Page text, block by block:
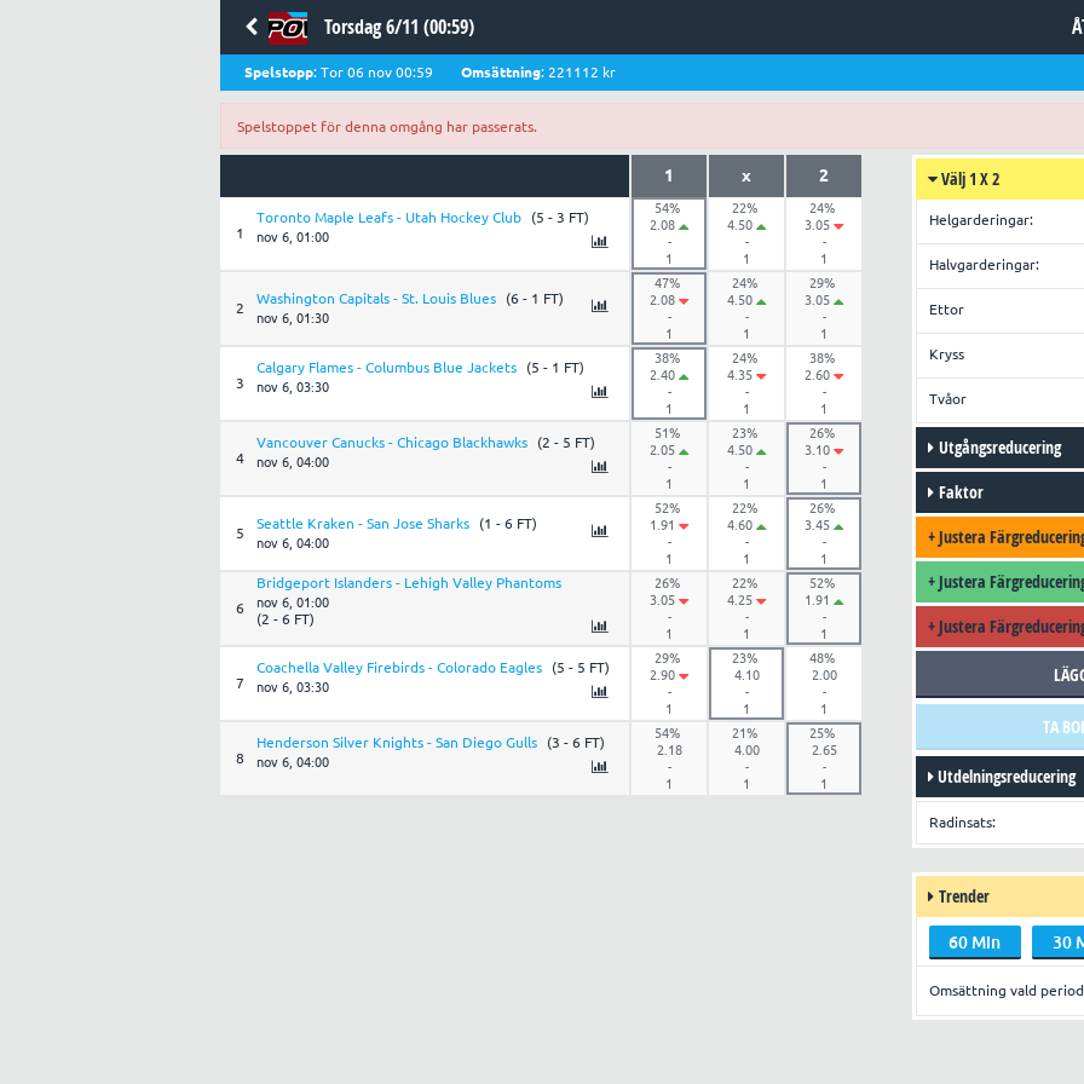
Torsdag 6/11 (00:59)
Spelstopp: Tor 06 nov 00:59 Omsättning: 221112 kr
Spelstoppet för denna omgång har passerats.
1 x 2
1
Toronto Maple Leafs - Utah Hockey Club
nov 6, 01:00
(5 - 3 FT)
54%
2.08
-
1
22%
4.50
-
1
24%
3.05
-
1
2
Washington Capitals - St. Louis Blues
nov 6, 01:30
(6 - 1 FT)
47%
2.08
-
1
24%
4.50
-
1
29%
3.05
-
1
3
Calgary Flames - Columbus Blue Jackets
nov 6, 03:30
(5 - 1 FT)
38%
2.40
-
1
24%
4.35
-
1
38%
2.60
-
1
4
Vancouver Canucks - Chicago Blackhawks
nov 6, 04:00
(2 - 5 FT)
51%
2.05
-
1
23%
4.50
-
1
26%
3.10
-
1
5
Seattle Kraken - San Jose Sharks
nov 6, 04:00
(1 - 6 FT)
52%
1.91
-
1
22%
4.60
-
1
26%
3.45
-
1
6
Bridgeport Islanders - Lehigh Valley Phantoms
nov 6, 01:00
(2 - 6 FT)
26%
3.05
-
1
22%
4.25
-
1
52%
1.91
-
1
7
Coachella Valley Firebirds - Colorado Eagles
nov 6, 03:30
(5 - 5 FT)
29%
2.90
-
1
23%
4.10
-
1
48%
2.00
-
1
8
Henderson Silver Knights - San Diego Gulls
nov 6, 04:00
(3 - 6 FT)
54%
2.18
-
1
21%
4.00
-
1
25%
2.65
-
1
Välj 1 X 2
Helgarderingar:
Halvgarderingar:
Ettor
Kryss
Tvåor
Utgångsreducering
Faktor
+Justera
+Justera
+Justera
TA
Utdelningsreducering
Radinsats:
Trender
60 Min 30
Omsättning vald